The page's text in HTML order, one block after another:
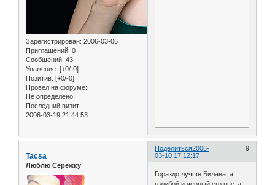
Зарегистрирован: 2006-03-06
Приглашений: 0
Сообщений: 43
Уважение: [+0/-0]
Позитив: [+0/-0]
Провел на форуме:
Не определено
Последний визит:
2006-03-19 21:44:53
Поделиться 9
2006-
03-10 17:12:17
Tacsa
Люблю Сережку
Гораздо лучше Билана, а
голубой и черный его цвета!